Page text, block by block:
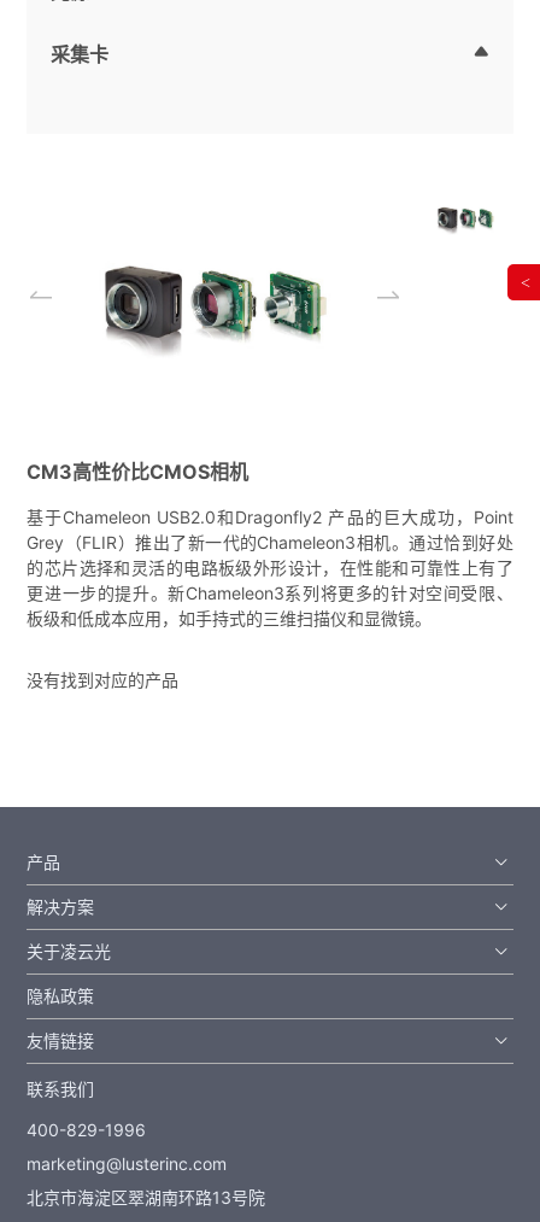
采集卡
CM3高性价比CMOS相机
基于Chameleon USB2.0和Dragonfly2 产品的巨大成功，Point
Grey（FLIR）推出了新一代的Chameleon3相机。通过恰到好处
的芯片选择和灵活的电路板级外形设计，在性能和可靠性上有了
更进一步的提升。新Chameleon3系列将更多的针对空间受限、
板级和低成本应用，如手持式的三维扫描仪和显微镜。
没有找到对应的产品
产品
解决方案
关于凌云光
隐私政策
友情链接
联系我们
400-829-1996
marketing@lusterinc.com
北京市海淀区翠湖南环路13号院
<